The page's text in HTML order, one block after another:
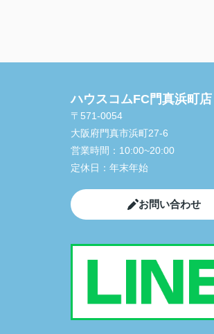
ハウスコムFC門真浜町店
〒571-0054
大阪府門真市浜町27-6
営業時間： 10:00~20:00
定休日： 年末年始
お問い合わせ